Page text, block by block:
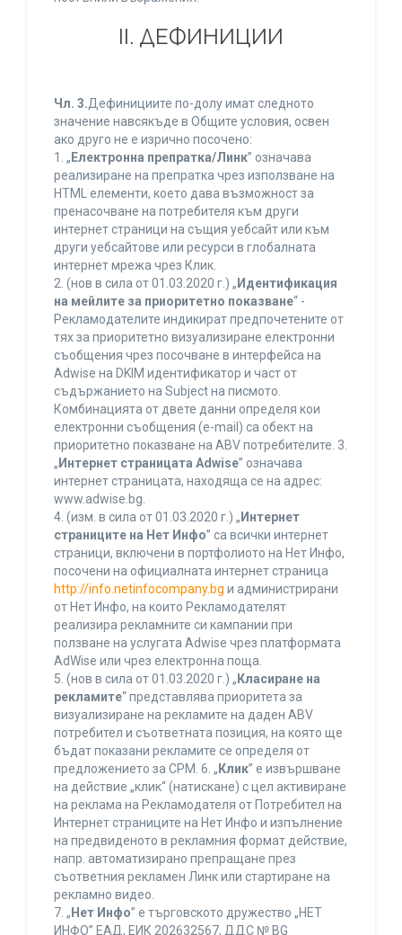
ІІ. ДЕФИНИЦИИ
Чл. 3.Дефинициите по-долу имат следното
значение навсякъде в Общите условия, освен
ако друго не е изрично посочено:
1. „ Електронна препратка/Линк” означава
реализиране на препратка чрез използване на
HTML елементи, което дава възможност за
пренасочване на потребителя към други
интернет страници на същия уебсайт или към
други уебсайтове или ресурси в глобалната
интернет мрежа чрез Клик.
2. (нов в сила от 01.03.2020 г.) „ Идентификация
на мейлите за приоритетно показване“ -
Рекламодателите индикират предпочетените от
тях за приоритетно визуализиране електронни
съобщения чрез посочване в интерфейса на
Adwise на DKIM идентификатор и част от
съдържанието на Subject на писмото.
Комбинацията от двете данни определя кои
електронни съобщения (e-mail) са обект на
приоритетно показване на ABV потребителите. 3.
„ Интернет страницата Adwise” означава
интернет страницата, находяща се на адрес:
www.adwise.bg.
4. (изм. в сила от 01.03.2020 г.) „ Интернет
страниците на Нет Инфо” са всички интернет
страници, включени в портфолиото на Нет Инфо,
посочени на официалната интернет страница
http://info.netinfocompany.bg и администрирани
от Нет Инфо, на които Рекламодателят
реализира рекламните си кампании при
ползване на услугата Adwise чрез платформата
AdWise или чрез електронна поща.
5. (нов в сила от 01.03.2020 г.) „ Класиране на
рекламите“ представлява приоритета за
визуализиране на рекламите на даден ABV
потребител и съответната позиция, на която ще
бъдат показани рекламите се определя от
предложението за CPM. 6. „ Клик” е извършване
на действие „клик“ (натискане) с цел активиране
на реклама на Рекламодателя от Потребител на
Интернет страниците на Нет Инфо и изпълнение
на предвиденото в рекламния формат действие,
напр. автоматизирано препращане през
съответния рекламен Линк или стартиране на
рекламно видео.
7. „ Нет Инфо” е търговското дружество „НЕТ
ИНФО” ЕАД, ЕИК 202632567, ДДС № BG